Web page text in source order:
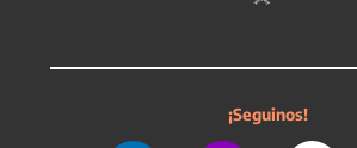
¡Seguinos!